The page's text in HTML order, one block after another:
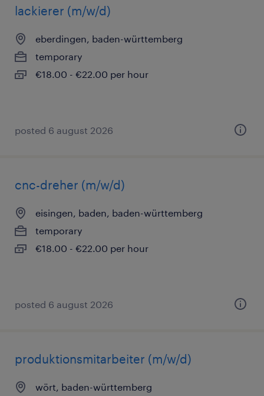
lackierer (m/w/d)
eberdingen, baden-württemberg
temporary
€18.00 - €22.00 per hour
posted 6 august 2026
cnc-dreher (m/w/d)
eisingen, baden, baden-württemberg
temporary
€18.00 - €22.00 per hour
posted 6 august 2026
produktionsmitarbeiter (m/w/d)
wört, baden-württemberg